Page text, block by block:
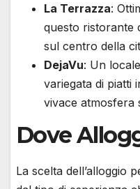
La Terrazza:
questo ristorante
sul centro della
DejaVu: Un
variegata di piatti
vivace atmosfera
Dove
La scelta dell’alloggio